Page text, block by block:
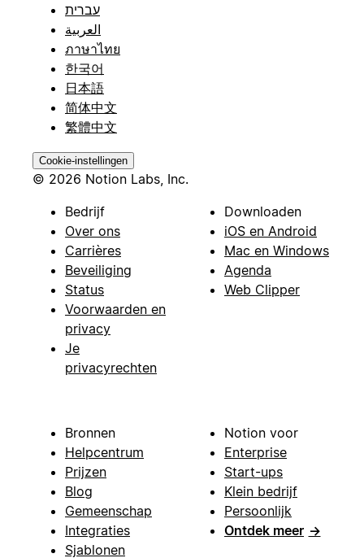
עברית
العربية
ภาษาไทย
한국어
日本語
简体中文
繁體中文
Cookie-instellingen
© 2026 Notion Labs, Inc.
Bedrijf
Over ons
Carrières
Beveiliging
Status
Voorwaarden en
privacy
Je
privacyrechten
Downloaden
iOS en Android
Mac en Windows
Agenda
Web Clipper
Bronnen
Helpcentrum
Prijzen
Blog
Gemeenschap
Integraties
Sjablonen
Notion voor
Enterprise
Start-ups
Klein bedrijf
Persoonlijk
Ontdek meer →